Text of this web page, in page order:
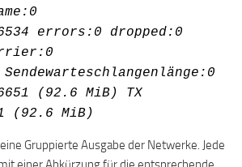
errors:0 dropped:0
(92.6 MiB) TX
(92.6 MiB)
Gruppierte Ausgabe der Netwerke. Jede